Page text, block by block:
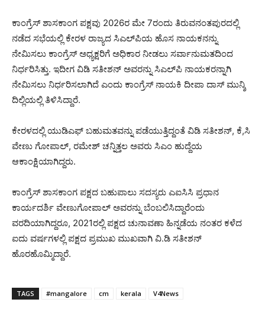
ಕಾಂಗ್ರೆಸ್ ಶಾಸಕಾಂಗ ಪಕ್ಷವು 2026ರ ಮೇ 7ರಂದು ತಿರುವನಂತಪುರದಲ್ಲಿ
ನಡೆದ ಸಭೆಯಲ್ಲಿ ಕೇರಳ ರಾಜ್ಯದ ಸಿಎಲ್‌ಪಿಯ ಹೊಸ ನಾಯಕನನ್ನು
ನೇಮಿಸಲು ಕಾಂಗ್ರೆಸ್ ಅಧ್ಯಕ್ಷರಿಗೆ ಅಧಿಕಾರ ನೀಡಲು ಸರ್ವಾನುಮತದಿಂದ
ನಿರ್ಧರಿಸಿತ್ತು. ಇದೀಗ ವಿಡಿ ಸತೀಶನ್ ಅವರನ್ನು ಸಿಎಲ್‌ಪಿ ನಾಯಕರನ್ನಾಗಿ
ನೇಮಿಸಲು ನಿರ್ಧರಿಸಲಾಗಿದೆ ಎಂದು ಕಾಂಗ್ರೆಸ್ ನಾಯಕಿ ದೀಪಾ ದಾಸ್ ಮುನ್ಶಿ
ದಿಲ್ಲಿಯಲ್ಲಿ ತಿಳಿಸಿದ್ದಾರೆ.
ಕೇರಳದಲ್ಲಿ ಯುಡಿಎಫ್ ಬಹುಮತವನ್ನು ಪಡೆಯುತ್ತಿದ್ದಂತೆ ವಿಡಿ ಸತೀಶನ್, ಕೆ,ಸಿ
ವೇಣು ಗೋಪಾಲ್, ರಮೇಶ್ ಚನ್ನಿತ್ತಲ ಅವರು ಸಿಎಂ ಹುದ್ದೆಯ
ಆಕಾಂಕ್ಷಿಯಾಗಿದ್ದರು.
ಕಾಂಗ್ರೆಸ್ ಶಾಸಕಾಂಗ ಪಕ್ಷದ ಬಹುಪಾಲು ಸದಸ್ಯರು ಎಐಸಿಸಿ ಪ್ರಧಾನ
ಕಾರ್ಯದರ್ಶಿ ವೇಣುಗೋಪಾಲ್ ಅವರನ್ನು ಬೆಂಬಲಿಸಿದ್ದಾರೆಂದು
ವರದಿಯಾಗಿದ್ದರೂ, 2021ರಲ್ಲಿ ಪಕ್ಷದ ಚುನಾವಣಾ ಹಿನ್ನಡೆಯ ನಂತರ ಕಳೆದ
ಐದು ವರ್ಷಗಳಲ್ಲಿ ಪಕ್ಷದ ಪ್ರಮುಖ ಮುಖವಾಗಿ ವಿ.ಡಿ ಸತೀಶನ್
ಹೊರಹೊಮ್ಮಿದ್ದಾರೆ.
TAGS #mangalore cm kerala V4News